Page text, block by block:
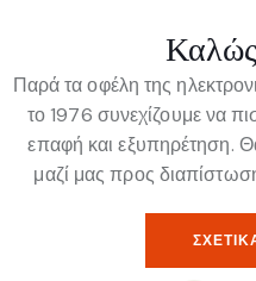
Παρά τα οφέλη της
το 1976 συνεχίζουμε να
επαφή και εξυπηρέτηση.
μαζί μας προς